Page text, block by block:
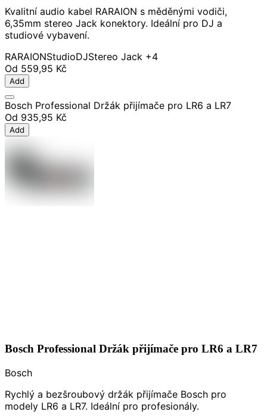
Kvalitní audio kabel RARAION s měděnými vodiči,
6,35mm stereo Jack konektory. Ideální pro DJ a
studiové vybavení.
RARAIONStudioDJStereo Jack +4
Od 559,95 Kč
Add
Bosch Professional Držák přijímače pro LR6 a LR7
Od 935,95 Kč
Add
Bosch Professional Držák přijímače pro LR6 a LR7
Bosch
Rychlý a bezšroubový držák přijímače Bosch pro
modely LR6 a LR7. Ideální pro profesionály.